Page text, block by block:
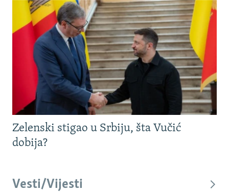
Zelenski stigao u Srbiju, šta Vučić
dobija?
Vesti/Vijesti